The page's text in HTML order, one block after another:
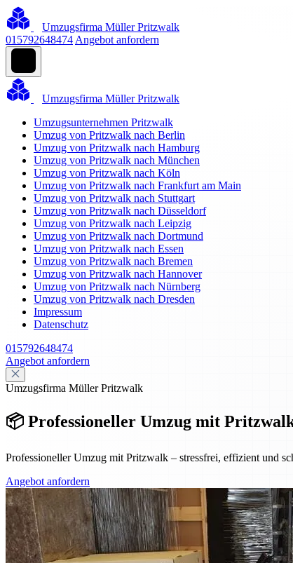
Umzugsfirma Müller Pritzwalk
015792648474 Angebot anfordern
Umzugsfirma Müller Pritzwalk
Umzugsunternehmen Pritzwalk
Umzug von Pritzwalk nach Berlin
Umzug von Pritzwalk nach Hamburg
Umzug von Pritzwalk nach München
Umzug von Pritzwalk nach Köln
Umzug von Pritzwalk nach Frankfurt am Main
Umzug von Pritzwalk nach Stuttgart
Umzug von Pritzwalk nach Düsseldorf
Umzug von Pritzwalk nach Leipzig
Umzug von Pritzwalk nach Dortmund
Umzug von Pritzwalk nach Essen
Umzug von Pritzwalk nach Bremen
Umzug von Pritzwalk nach Hannover
Umzug von Pritzwalk nach Nürnberg
Umzug von Pritzwalk nach Dresden
Impressum
Datenschutz
015792648474
Angebot anfordern
Umzugsfirma Müller Pritzwalk
📦 Professioneller Umzug mit
Professioneller Umzug mit Pritzwalk – stressfrei, effizient und
Angebot anfordern